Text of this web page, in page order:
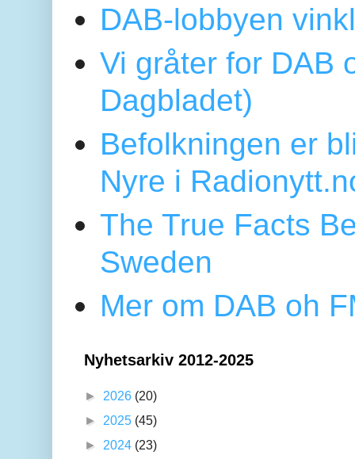
DAB-lobbyen
Vi gråter for DAB
Dagbladet)
Befolkningen er
Nyre i
The True Facts
Sweden
Mer om DAB oh
Nyhetsarkiv 2012-2025
► 2026 (20)
► 2025 (45)
► 2024 (23)